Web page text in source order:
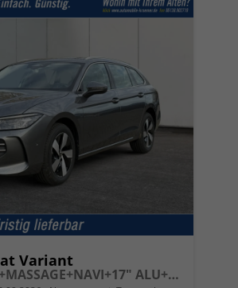
Variant
Business DSG+AHK+MASSAGE+NAVI+17" ALU+ACC+KAMERA+LED